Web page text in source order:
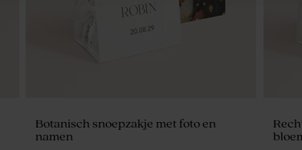
Botanisch snoepzakje met foto en
namen